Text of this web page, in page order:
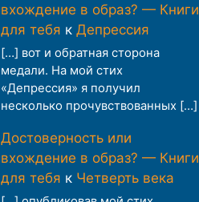
вхождение в образ? — Книги
для тебя к Депрессия
[…] вот и обратная сторона
медали. На мой стих
«Депрессия» я получил
несколько прочувствованных […]
Достоверность или
вхождение в образ? — Книги
для тебя к Четверть века